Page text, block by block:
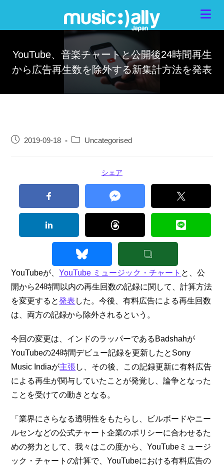
YouTube、音楽チャートと公開後24時間再生
から広告再生数を除外する新集計方法を発表
2019-09-18 Uncategorised
シェア
YouTubeが、YouTube ミュージック・チャート と、公
開から24時間以内の再生回数の記録に関して、計算方法
を変更すると発表 した。今後、有料広告による再生回数
は、両方の記録から除外されるという。
今回の変更は、インドのラッパーであるBadshahが
YouTubeの24時間デビュー記録を更新したとSony
Music Indiaが主張し、その後、この記録更新に有料広告
による再生が関与していたことが発覚し、論争となった
ことを受けての動きとなる。
「業界にさらなる透明性をもたらし、ビルボードやニー
ルセンなどの公式チャート企業のポリシーに合わせるた
めの努力として、我々はこの度から、YouTubeミュージ
ック・チャートの計算で、YouTubeにおける有料広告の